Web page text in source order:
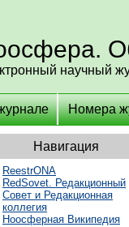
научный
Номера
Навигация
ReestrONA
RedSovet. Редакционный
Совет и Редакционная
коллегия
Ноосферная Википедия